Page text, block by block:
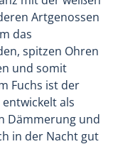
Artgenossen
das
spitzen Ohren
und somit
Fuchs ist der
als
Dämmerung und
in der Nacht gut